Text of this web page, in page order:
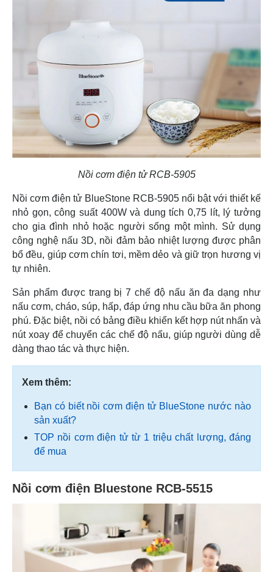
Nồi cơm điện tử RCB-5905
Nồi cơm điện tử BlueStone RCB-5905 nổi bật với thiết kế
nhỏ gọn, công suất 400W và dung tích 0,75 lít, lý tưởng
cho gia đình nhỏ hoặc người sống một mình. Sử dụng
công nghệ nấu 3D, nồi đảm bảo nhiệt lượng được phân
bổ đều, giúp cơm chín tơi, mềm dẻo và giữ trọn hương vị
tự nhiên.
Sản phẩm được trang bị 7 chế độ nấu ăn đa dạng như
nấu cơm, cháo, súp, hấp, đáp ứng nhu cầu bữa ăn phong
phú. Đặc biệt, nồi có bảng điều khiển kết hợp nút nhấn và
nút xoay để chuyển các chế độ nấu, giúp người dùng dễ
dàng thao tác và thực hiện.
Xem thêm:
Bạn có biết nồi cơm điện tử BlueStone nước nào
sản xuất?
TOP nồi cơm điện tử từ 1 triệu chất lượng, đáng
để mua
Nồi cơm điện Bluestone RCB-5515